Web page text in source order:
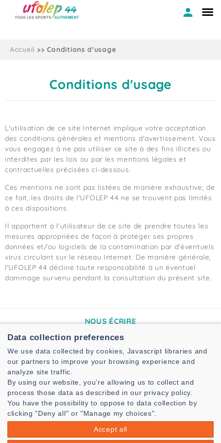
Accueil Conditions d'usage
Conditions d'usage
L'utilisation de ce site Internet implique votre acceptation
des conditions générales et mentions d'avertissement. Vous
vous engagez à ne pas utiliser ce site à des fins illicites ou
interdites par les lois ou par les mentions légales et
contractuelles précisées ci-dessous.
Ces mentions ne sont pas listées de manière exhaustive; de
ce fait, les droits de l'UFOLEP 44 ne se trouvent pas limités
à ces dispositions.
Il appartient à l'utilisateur de ce site de prendre toutes les
mesures appropriées de façon à protéger ses propres
données et/ou logiciels de la contamination par d'éventuels
virus circulant sur le réseau Internet. De manière générale,
l'UFOLEP 44 décline toute responsabilité à un éventuel
dommage survenu pendant la consultation du présent site.
NOUS ÉCRIRE
2A rue de Madrid
44041 Nantes
Tél. :
02.51.86.33.34
Mail :cd.44@ufolep.org
NOUS SUIVRE
Data collection preferences
We use data collected by cookies, Javascript libraries and
our partners to improve your browsing experience and
analyze site traffic.
By using our website, you're allowing us to collect and
process those data as described in our privacy policy.
You have the possibility to oppose to data collection by
clicking "Deny all" or "Manage my choices".
Accept all